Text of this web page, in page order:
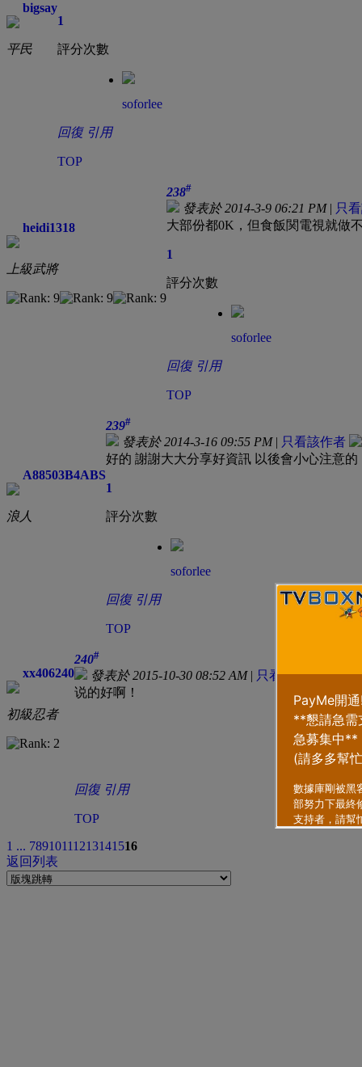
bigsay
平民
1
評分次數
soforlee
回復 引用
TOP
heidi1318
上級武將
238#
發表於 2014-3-9 06:21 PM| 只
大部份都0K，但食飯関電視就做
1
評分次數
soforlee
回復 引用
TOP
A88503B4ABS
浪人
239#
發表於 2014-3-16 09:55 PM| 只看該作者
好的 謝謝大大分享好資訊 以後會小心注意的
1
評分次數
soforlee
回復 引用
TOP
xx406240
初級忍者
240#
發表於 2015-10-30 08:52 AM| 只看該作者
说的好啊！
回復 引用
TOP
1 ... 78910111213141516
返回列表